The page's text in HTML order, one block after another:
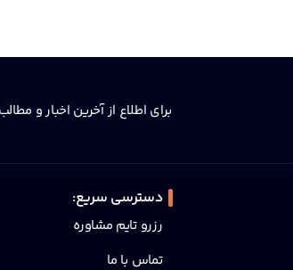
برای اطلاع از آخرین اخبار و
دسترسی سریع:
رزرو تایم مشاوره
تماس با ما